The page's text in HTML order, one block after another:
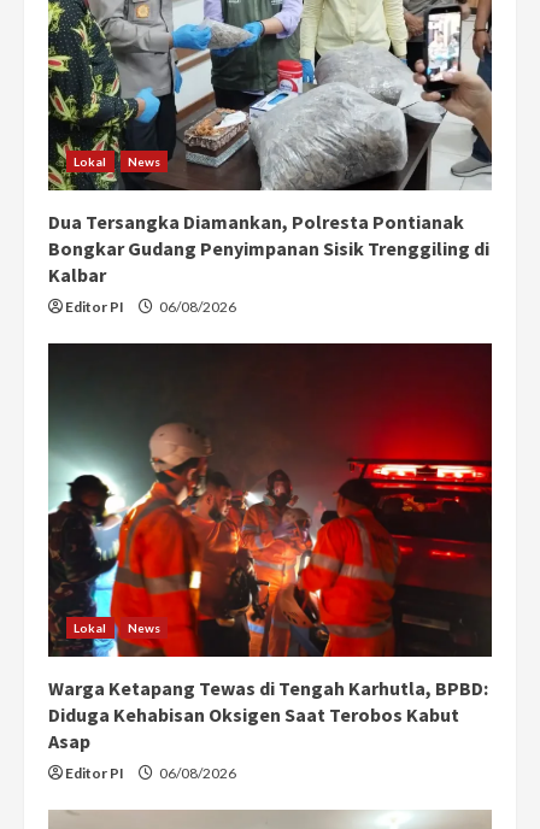
Lokal News
Dua Tersangka Diamankan, Polresta Pontianak
Bongkar Gudang Penyimpanan Sisik Trenggiling di
Kalbar
Editor PI 06/08/2026
Lokal News
Warga Ketapang Tewas di Tengah Karhutla, BPBD:
Diduga Kehabisan Oksigen Saat Terobos Kabut
Asap
Editor PI 06/08/2026